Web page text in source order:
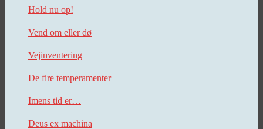
Hold nu op!
Vend om eller dø
Vejinventering
De fire temperamenter
Imens tid er…
Deus ex machina